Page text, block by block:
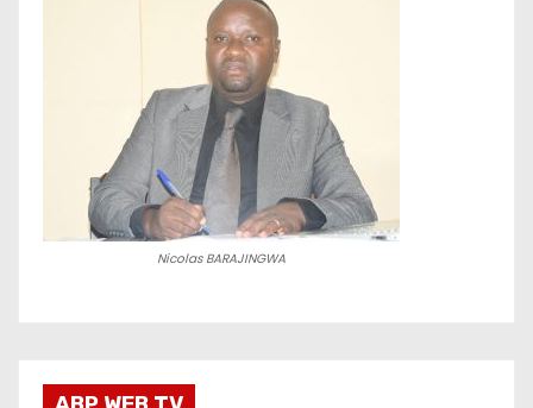
Nicolas BARAJINGWA